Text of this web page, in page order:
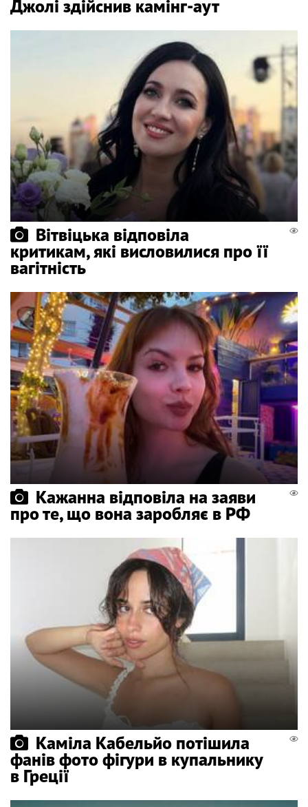
Джолі здійснив камінг-аут
Вітвіцька відповіла
критикам, які висловилися про її
вагітність
Кажанна відповіла на заяви
про те, що вона заробляє в РФ
Каміла Кабельйо потішила
фанів фото фігури в купальнику
в Греції